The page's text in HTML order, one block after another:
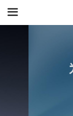
为
专